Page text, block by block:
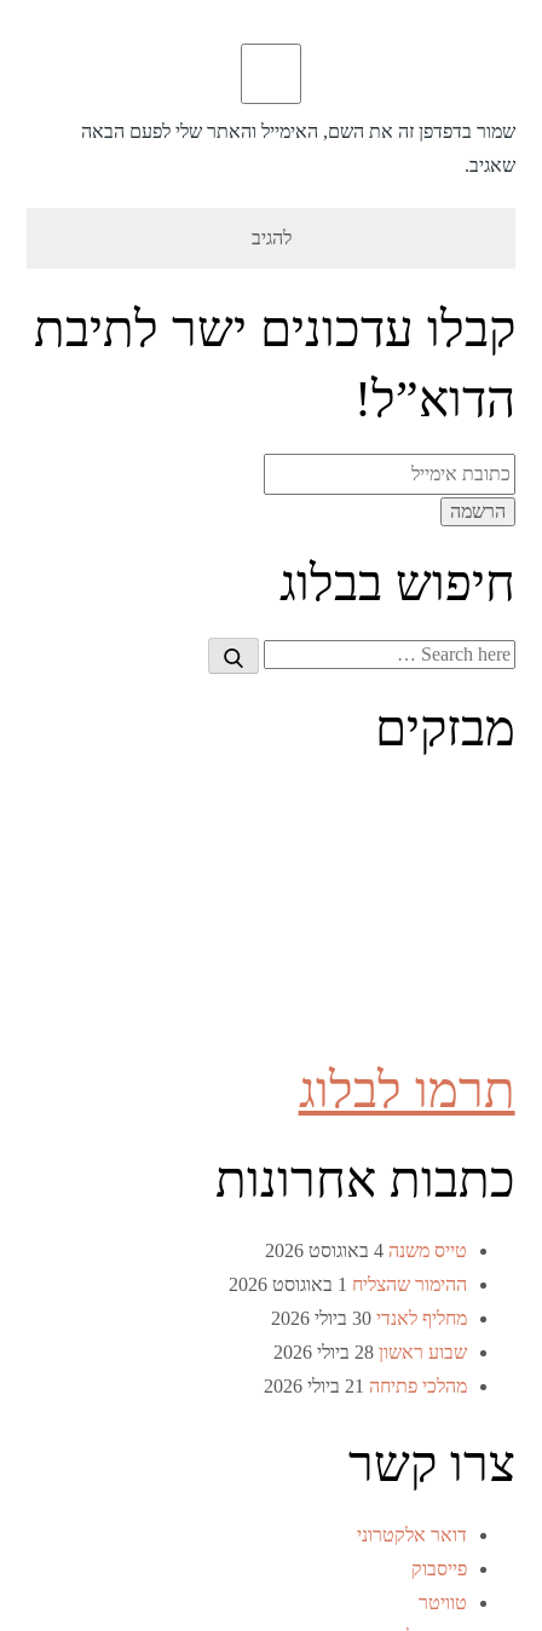
שמור בדפדפן זה את השם, האימייל והאתר שלי לפעם הבאה
שאגיב.
קבלו עדכונים ישר לתיבת
הדוא”ל!
חיפוש בבלוג
Search
Search
מבזקים
תרמו לבלוג
כתבות אחרונות
טייס משנה 4 באוגוסט 2026
ההימור שהצליח 1 באוגוסט 2026
מחליף לאנדי 30 ביולי 2026
שבוע ראשון 28 ביולי 2026
מהלכי פתיחה 21 ביולי 2026
צרו קשר
דואר אלקטרוני
פייסבוק
טוויטר